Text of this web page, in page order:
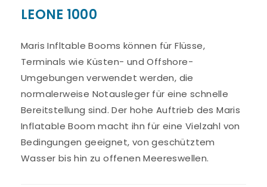
LEONE 1000
Maris Infltable Booms können für Flüsse,
Terminals wie Küsten- und Offshore-
Umgebungen verwendet werden, die
normalerweise Notausleger für eine schnelle
Bereitstellung sind. Der hohe Auftrieb des Maris
Inflatable Boom macht ihn für eine Vielzahl von
Bedingungen geeignet, von geschütztem
Wasser bis hin zu offenen Meereswellen.